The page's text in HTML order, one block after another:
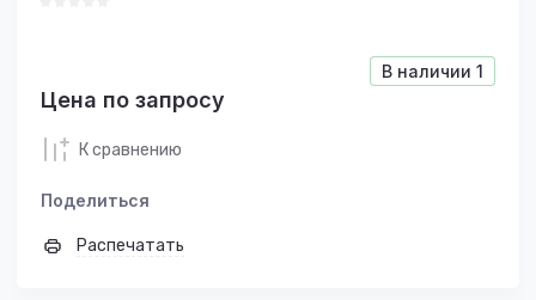
В наличии 1
Цена по запросу
К сравнению
Поделиться
Распечатать